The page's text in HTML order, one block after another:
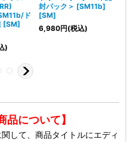
ド
[SM]
)
封パック＞ [SM11b]
[SM]
6,980円(税込)
品について】
して、商品タイトルにエディ